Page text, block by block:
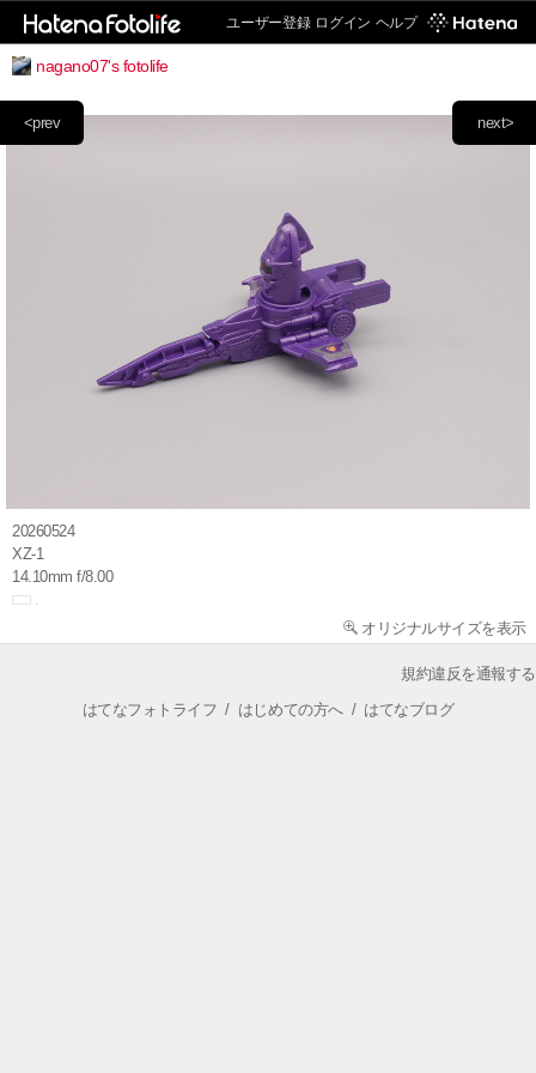
ユーザー登録 ログイン ヘルプ
nagano07's fotolife
next>
<prev
20260524
XZ-1
14.10mm f/8.00
オリジナルサイズを表示
規約違反を通報する
はてなフォトライフ / はじめての方へ/ はてなブログ